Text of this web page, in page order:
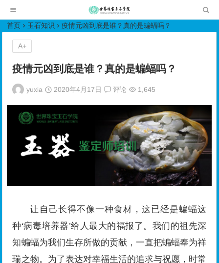
首页 玉石知识 疫情元凶到底是谁？真的是蝙蝠吗？
疫情元凶到底是谁？真的是蝙蝠吗？
yuxia 2020年4月17日 评论 1,645
让自己长得不像一种食材，这已经是蝙蝠这
种‘病毒培养器’给人最大的福报了。我们的祖先深
知蝙蝠为我们生存所做的贡献，一直把蝙蝠奉为祥
瑞之物。为了表达对幸福生活的追求与祝愿，时常
A+